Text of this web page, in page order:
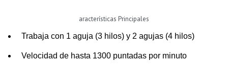
aracterísticas Principales
Trabaja con 1 aguja (3 hilos) y 2 agujas (4 hilos)
Velocidad de hasta 1300 puntadas por minuto